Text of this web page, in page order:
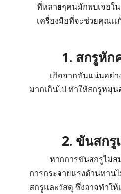
ที่หลายๆคนมักพบเจอใ
เครื่องมือที่จะช่วยคุณเ
1. สกรูหัก
เกิดจากขันแน่นอย่า
มากเกินไป ทำให้สกรูหมุ
2. ขันสกรู
หากการขันสกรูไม่ส
การกระจายแรงต้านทาน
สกรูและวัสดุ ซึ่งอาจทำให้